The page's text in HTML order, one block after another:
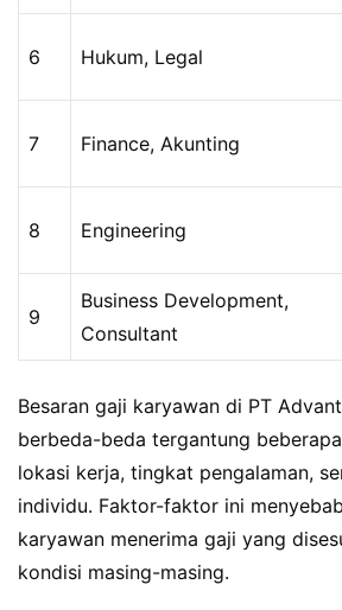
6 Hukum, Legal
7 Finance, Akunting
8 Engineering
9
Business Development,
Consultant
Besaran gaji karyawan di PT
berbeda-beda tergantung
lokasi kerja, tingkat pengalaman,
individu. Faktor-faktor ini
karyawan menerima gaji yang
kondisi masing-masing.